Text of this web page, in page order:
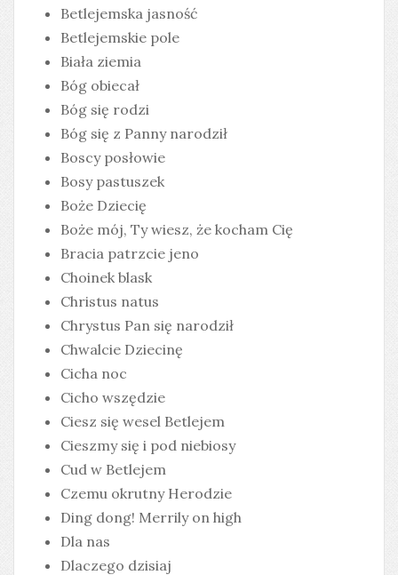
Betlejemska jasność
Betlejemskie pole
Biała ziemia
Bóg obiecał
Bóg się rodzi
Bóg się z Panny narodził
Boscy posłowie
Bosy pastuszek
Boże Dziecię
Boże mój, Ty wiesz, że kocham Cię
Bracia patrzcie jeno
Choinek blask
Christus natus
Chrystus Pan się narodził
Chwalcie Dziecinę
Cicha noc
Cicho wszędzie
Ciesz się wesel Betlejem
Cieszmy się i pod niebiosy
Cud w Betlejem
Czemu okrutny Herodzie
Ding dong! Merrily on high
Dla nas
Dlaczego dzisiaj